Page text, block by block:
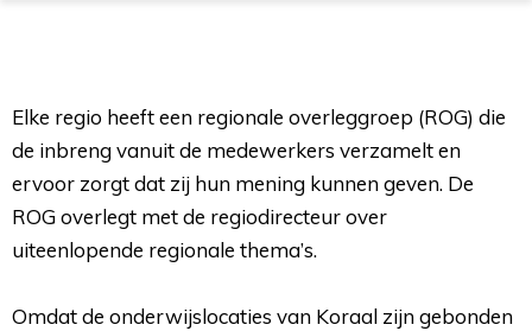
Elke regio heeft een regionale overleggroep (ROG) die
de inbreng vanuit de medewerkers verzamelt en
ervoor zorgt dat zij hun mening kunnen geven. De
ROG overlegt met de regiodirecteur over
uiteenlopende regionale thema’s.
Omdat de onderwijslocaties van Koraal zijn gebonden